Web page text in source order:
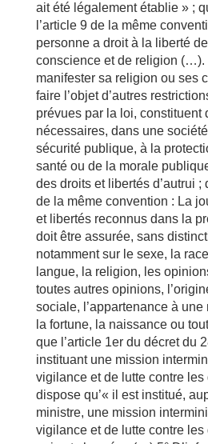
ait été légalement établie » ;
l’article 9 de la même
personne a droit à la liberté
conscience et de religion (…).
manifester sa religion ou ses
faire l’objet d’autres
prévues par la loi, constituent
nécessaires, dans une
sécurité publique, à la
santé ou de la morale
des droits et libertés d’autrui ;
de la même convention : La
et libertés reconnus dans la
doit être assurée, sans
notamment sur le sexe, la
langue, la religion, les
toutes autres opinions,
sociale, l’appartenance à
la fortune, la naissance ou
que l’article 1er du décret du
instituant une mission
vigilance et de lutte contre
dispose qu’« il est institué,
ministre, une mission
vigilance et de lutte contre